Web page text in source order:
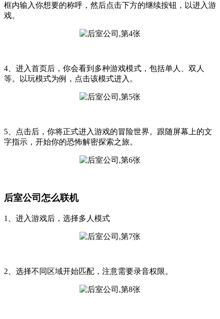
框内输入你想要的称呼，然后点击下方的继续按钮，以进入游
戏。
4、进入首页后，你会看到多种游戏模式，包括单人、双人
等。以玩模式为例，点击该模式进入。
5、点击后，你将正式进入游戏的冒险世界。跟随屏幕上的文
字指示，开始你的恐怖解密探索之旅。
后室公司怎么联机
1、进入游戏后，选择多人模式
2、选择不同区域开始匹配，注意需要录音权限。